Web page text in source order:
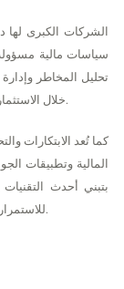
الشركات الكبرى لها
سياسات مالية
تحليل المخاطر
خلال الاستثمارات المسؤولة والمشاركة في مبادرات التنمية المجتمعية.
كما تُعد الابتكارات
المالية وتطبيقات
بتبني أحدث
للاستمرار في النمو وتسهم بدورها في تعزيز الاقتصاد العالمي ككل.